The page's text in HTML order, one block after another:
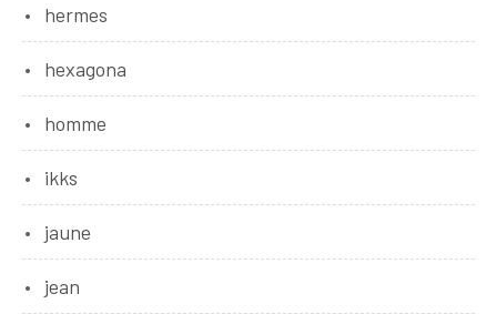
hermes
hexagona
homme
ikks
jaune
jean